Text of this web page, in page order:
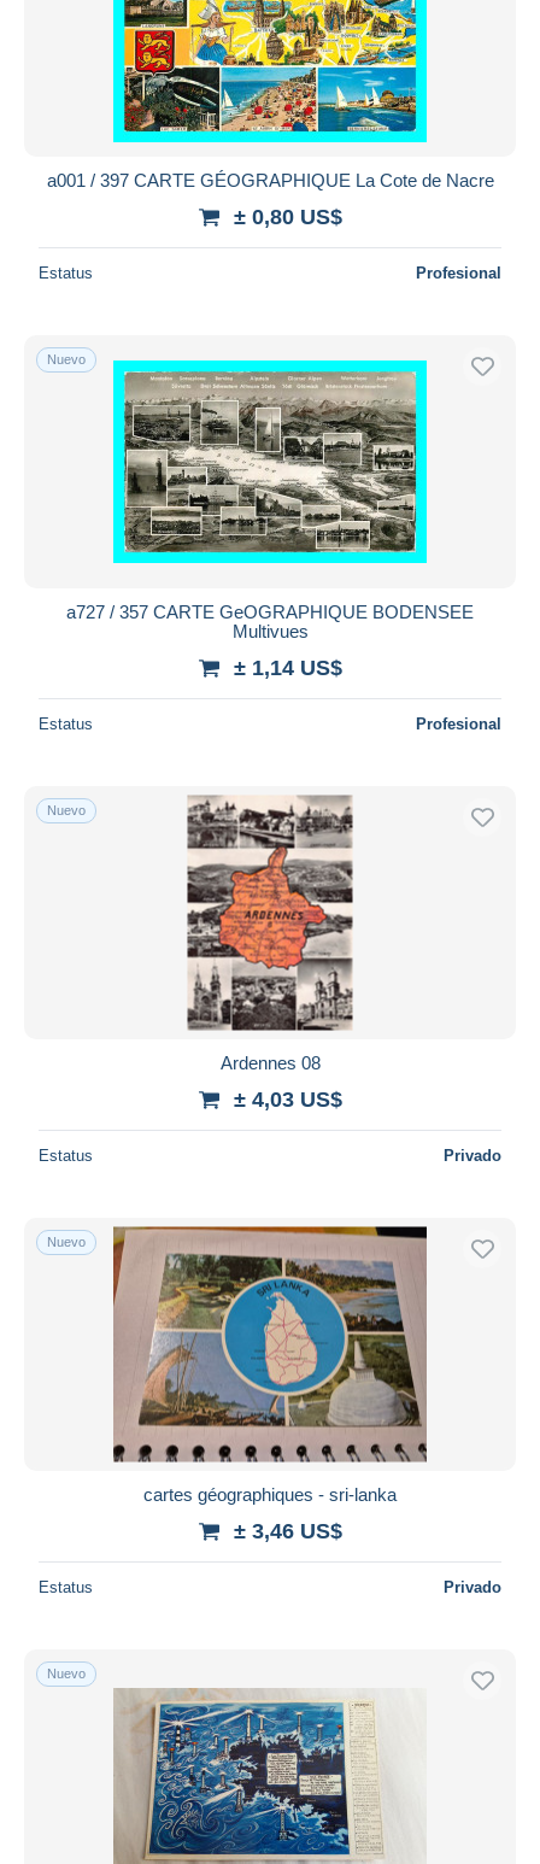
a001 / 397 CARTE GÉOGRAPHIQUE La Cote de Nacre
± 0,80 US$
Estatus Profesional
Nuevo
a727 / 357 CARTE GeOGRAPHIQUE BODENSEE
Multivues
± 1,14 US$
Estatus Profesional
Nuevo
Ardennes 08
± 4,03 US$
Estatus Privado
Nuevo
cartes géographiques - sri-lanka
± 3,46 US$
Estatus Privado
Nuevo